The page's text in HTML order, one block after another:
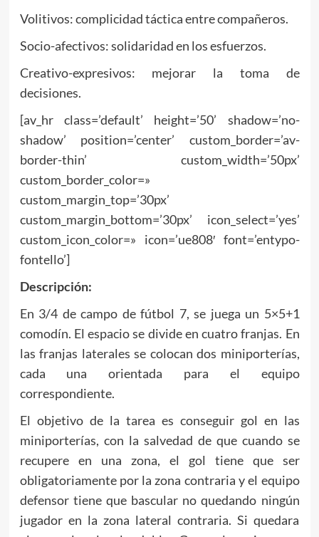
Volitivos: complicidad táctica entre compañeros.
Socio-afectivos: solidaridad en los esfuerzos.
Creativo-expresivos: mejorar la toma de
decisiones.
[av_hr class=’default’ height=’50’ shadow=’no-
shadow’ position=’center’ custom_border=’av-
border-thin’ custom_width=’50px’
custom_border_color=»
custom_margin_top=’30px’
custom_margin_bottom=’30px’ icon_select=’yes’
custom_icon_color=» icon=’ue808′ font=’entypo-
fontello’]
Descripción:
En 3/4 de campo de fútbol 7, se juega un 5×5+1
comodín. El espacio se divide en cuatro franjas. En
las franjas laterales se colocan dos miniporterías,
cada una orientada para el equipo
correspondiente.
El objetivo de la tarea es conseguir gol en las
miniporterías, con la salvedad de que cuando se
recupere en una zona, el gol tiene que ser
obligatoriamente por la zona contraria y el equipo
defensor tiene que bascular no quedando ningún
jugador en la zona lateral contraria. Si quedara